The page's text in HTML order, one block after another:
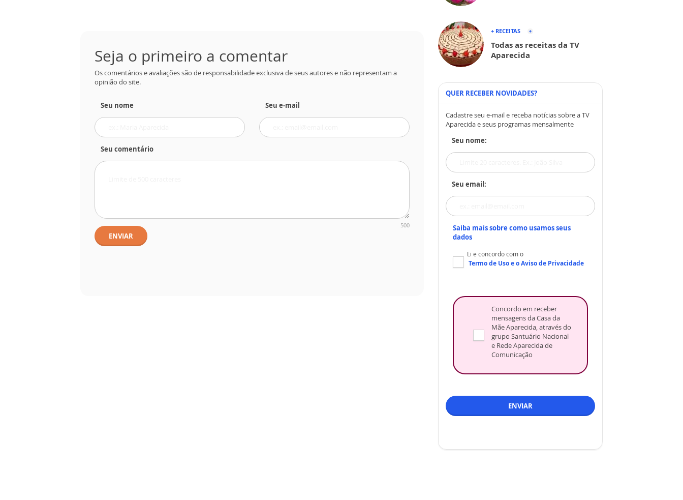
Seja o primeiro a comentar
Os comentários e avaliações são de responsabilidade exclusiva de seus autores e não representam a
opinião do site.
Seu nome Seu e-mail
Seu comentário
500
ENVIAR
+ RECEITAS
Todas as receitas da TV
Aparecida
QUER RECEBER NOVIDADES?
Cadastre seu e-mail e receba notícias sobre a TV
Aparecida e seus programas mensalmente
Seu nome:
Seu email:
Saiba mais sobre como usamos seus
dados
Li e concordo com o
Termo de Usoe oAviso de Privacidade
Concordo em receber
mensagens da Casa da
Mãe Aparecida, através do
grupo Santuário Nacional
e Rede Aparecida de
Comunicação
ENVIAR